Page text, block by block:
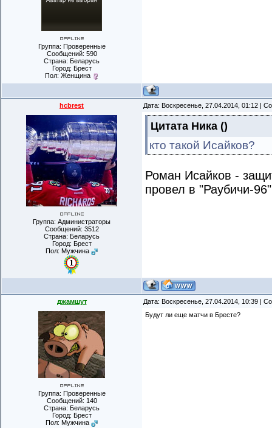
Группа: Проверенные
Сообщений: 590
Страна: Беларусь
Город: Брест
Пол: Женщина
hcbrest Дата: Воскресенье, 27.04.2014, 01:12 |
Группа: Администраторы
Сообщений: 3512
Страна: Беларусь
Город: Брест
Пол: Мужчина
Цитата Ника ()
кто такой Исайков?
Роман Исайков -
провел в "Раубичи-
джамшут Дата: Воскресенье, 27.04.2014, 10:39 |
Группа: Проверенные
Сообщений: 140
Страна: Беларусь
Город: Брест
Пол: Мужчина
Будут ли еще матчи в Бресте?